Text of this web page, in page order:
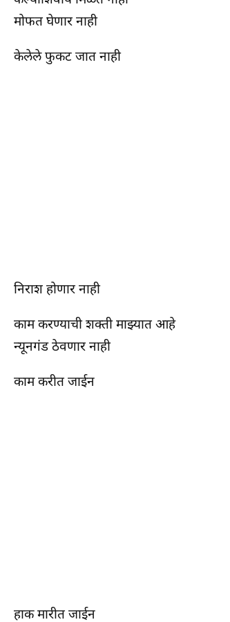
मोफत घेणार नाही
केलेले फुकट जात नाही
निराश होणार नाही
काम करण्याची शक्ती माझ्यात आहे
न्यूनगंड ठेवणार नाही
काम करीत जाईन
हाक मारीत जाईन